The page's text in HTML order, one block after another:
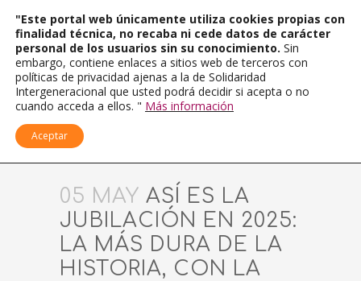
05 MAY ASÍ ES LA
JUBILACIÓN EN 2025:
LA MÁS DURA DE LA
HISTORIA, CON LA
"Este portal web únicamente utiliza cookies propias con
finalidad técnica, no recaba ni cede datos de carácter
personal de los usuarios sin su conocimiento. Sin
embargo, contiene enlaces a sitios web de terceros con
políticas de privacidad ajenas a la de Solidaridad
Intergeneracional que usted podrá decidir si acepta o no
cuando acceda a ellos. " Más información
Aceptar